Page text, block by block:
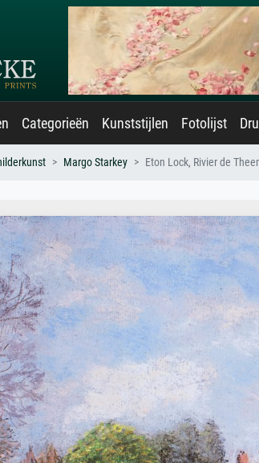
Categorieën Kunststijlen Fotolijst
Margo Starkey Eton Lock, Rivier de